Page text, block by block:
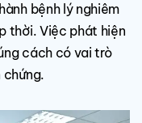
bệnh lý nghiêm
thời. Việc phát hiện
cách có vai trò